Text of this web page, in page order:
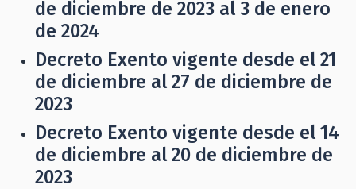
de diciembre de 2023 al 3 de enero
de 2024
Decreto Exento vigente desde el 21
de diciembre al 27 de diciembre de
2023
Decreto Exento vigente desde el 14
de diciembre al 20 de diciembre de
2023